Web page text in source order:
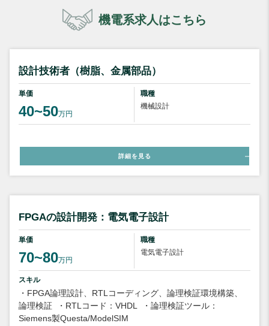
機電系求人はこちら
設計技術者（樹脂、金属部品）
単価
40~50万円
職種
機械設計
詳細を見る
FPGAの設計開発：電気電子設計
単価
70~80万円
職種
電気電子設計
スキル
・FPGA論理設計、RTLコーディング、論理検証環境構築、
論理検証
・RTLコード：VHDL
・論理検証ツール：
Siemens製Questa/ModelSIM